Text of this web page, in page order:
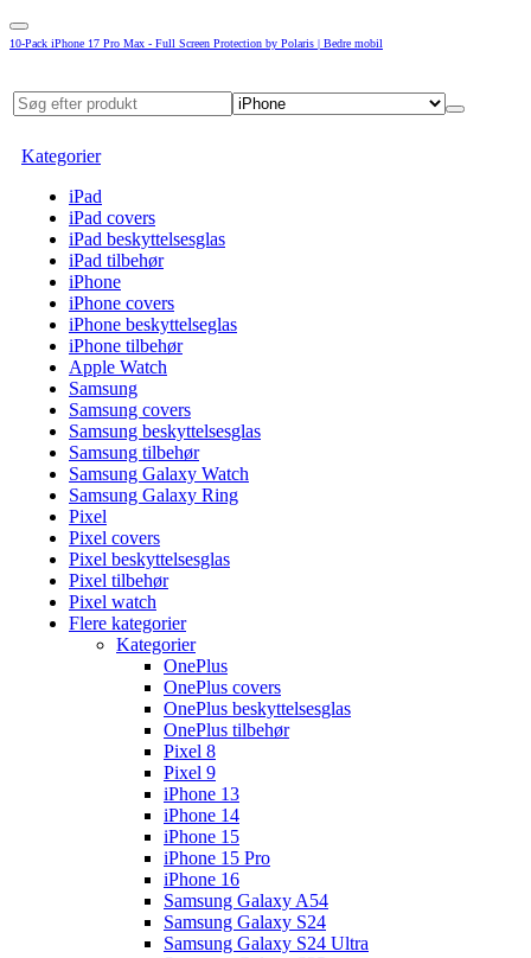
10-Pack iPhone 17 Pro Max - Full Screen Protection by Polaris | Bedre mobil
Kategorier
iPad
iPad covers
iPad beskyttelsesglas
iPad tilbehør
iPhone
iPhone covers
iPhone beskyttelseglas
iPhone tilbehør
Apple Watch
Samsung
Samsung covers
Samsung beskyttelsesglas
Samsung tilbehør
Samsung Galaxy Watch
Samsung Galaxy Ring
Pixel
Pixel covers
Pixel beskyttelsesglas
Pixel tilbehør
Pixel watch
Flere kategorier
Kategorier
OnePlus
OnePlus covers
OnePlus beskyttelsesglas
OnePlus tilbehør
Pixel 8
Pixel 9
iPhone 13
iPhone 14
iPhone 15
iPhone 15 Pro
iPhone 16
Samsung Galaxy A54
Samsung Galaxy S24
Samsung Galaxy S24 Ultra